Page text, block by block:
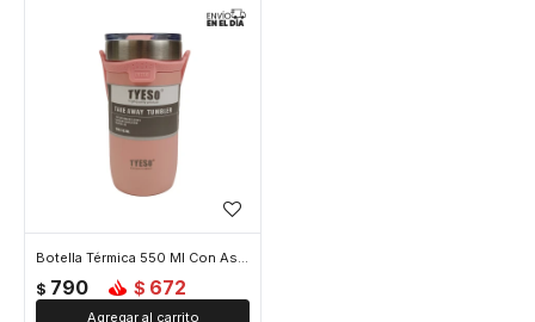
Botella Térmica 550 Ml Con Asa De Silicona - Rosada
$ 790 $ 672